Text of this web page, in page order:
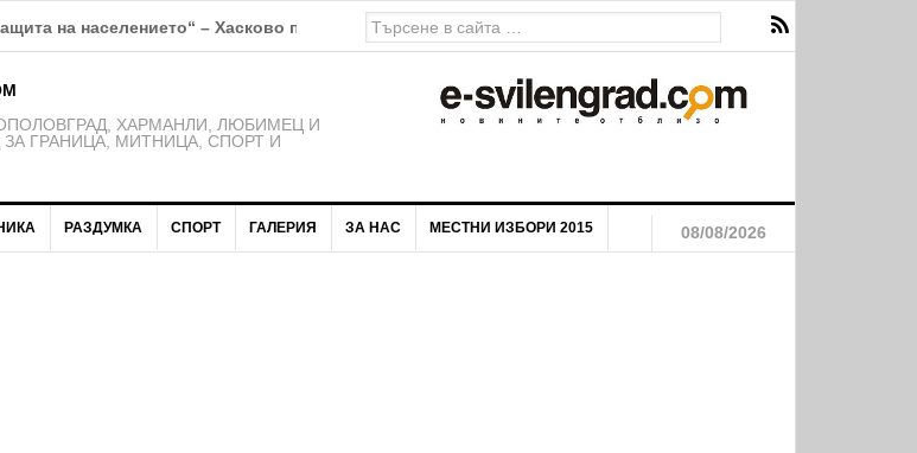
получават нови екипи
ХАРМАНЛИ, ЛЮБИМЕЦ И
ГРАНИЦА, МИТНИЦА, СПОРТ И
РАЗДУМКА СПОРТ ГАЛЕРИЯ ЗА НАС МЕСТНИ ИЗБОРИ 2015 08/08/2026